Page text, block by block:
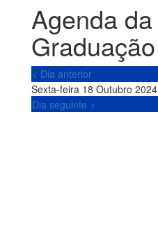
Agenda da
Graduação
< Dia anterior
Sexta-feira 18 Outubro 2024
Dia seguinte >